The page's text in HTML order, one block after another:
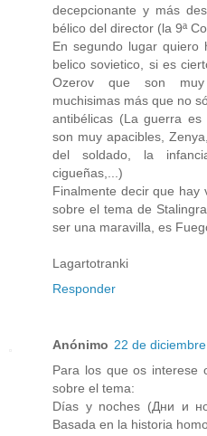
decepcionante y más
bélico del director (la 9ª
En segundo lugar quiero
belico sovietico, si es
Ozerov que son muy
muchisimas más que no
antibélicas (La guerra
son muy apacibles,
del soldado, la
cigueñas,...)
Finalmente decir que hay
sobre el tema de
ser una maravilla, es
Lagartotranki
Responder
Anónimo 22 de
Para los que os interese
sobre el tema:
Días y noches (Дни и
Basada en la historia